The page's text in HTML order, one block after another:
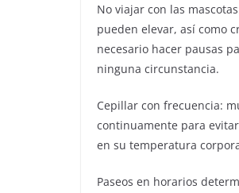
No viajar con las
pueden elevar, así como
necesario hacer pausas
ninguna circunstancia.
Cepillar con frecuencia:
continuamente para
en su temperatura
Paseos en horarios